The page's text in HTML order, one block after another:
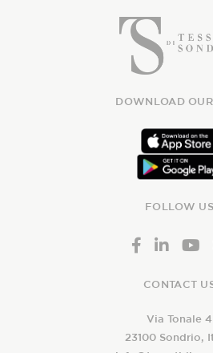
DOWNLOAD
FOLLOW US
CONTACT
Via Tonale 4
23100 Sondrio,